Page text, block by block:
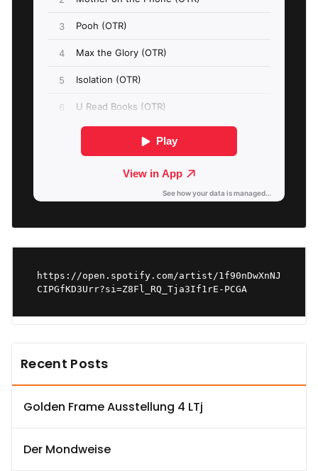
https://open.spotify.com/artist/1f90nDwXnNJ
CIPGfKD3Urr?si=Z8Fl_RQ_Tja3If1rE-PCGA
Recent Posts
Golden Frame Ausstellung 4 LTj
Der Mondweise